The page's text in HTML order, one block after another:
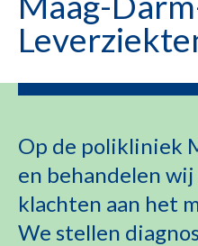
Op de polikliniek
en behandelen
klachten aan het
We stellen